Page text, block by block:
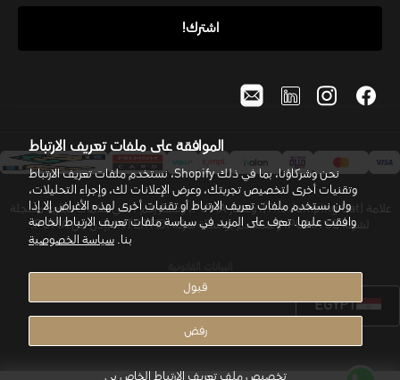
الموافقة على ملفات تعريف الارتباط
نحن وشركاؤنا، بما في ذلك Shopify، نستخدم ملفات تعريف الارتباط
وتقنيات أخرى لتخصيص تجربتك، وعرض الإعلانات لك، وإجراء التحليلات،
ولن نستخدم ملفات تعريف الارتباط أو تقنيات أخرى لهذه الأغراض إلا إذا
وافقت عليها. تعرّف على المزيد في سياسة ملفات تعريف الارتباط الخاصة
بنا. سياسة الخصوصية
تخصيص ملف تعريف الارتباط الخاص بي
قبول
رفض
علامة (The Jumping Cat)، وشعار PUMA، وشعار رقم 1 هي علامات تجارية مسجلة
لشركة PUMA SE، وتُستخدم بواسطة شركة INTERTEX بإذن من PUMA.
EGYPT